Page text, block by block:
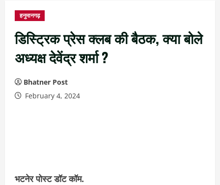
हनुमानगढ़
डिस्ट्रिक प्रेस क्लब की बैठक, क्या बोले
अध्यक्ष देवेंद्र शर्मा ?
Bhatner Post
February 4, 2024
भटनेर पोस्ट डॉट कॉम.